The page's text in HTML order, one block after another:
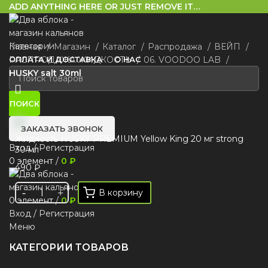
ADD ANYTHING HERE OR JUST REMOVE IT…
Категории
ОПЛАТА И ДОСТАВКА О НАС
ПОИСК
ЗАКАЗАТЬ ЗВОНОК
Вход / Регистрация
0 элемент / 0 ₽
0элемент / 0₽
Вход / Регистрация
Меню
Главная Магазин Каталог Распродажа
ВЕЙП
РАСПРОДАЖА ЖИДКОСТЬ
06. VOODOO LAB
HUSKY salt 30ml
Жидкость HUSKY PREMIUM Yellow King 20 мг strong
30 мл
490 ₽
В корзину
КАТЕГОРИИ ТОВАРОВ